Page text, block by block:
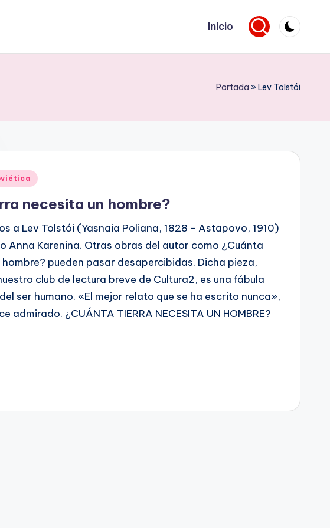
Inicio
Portada »Lev Tolstói
necesita un hombre?
a Lev Tolstói (Yasnaia Poliana, 1828 - Astapovo, 1910)
Anna Karenina. Otras obras del autor como ¿Cuánta
pueden pasar desapercibidas. Dicha pieza,
club de lectura breve de Cultura2, es una fábula
ser humano. «El mejor relato que se ha escrito nunca»,
admirado. ¿CUÁNTA TIERRA NECESITA UN HOMBRE?